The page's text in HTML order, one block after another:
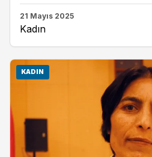
21 Mayıs 2025
Kadın
KADIN